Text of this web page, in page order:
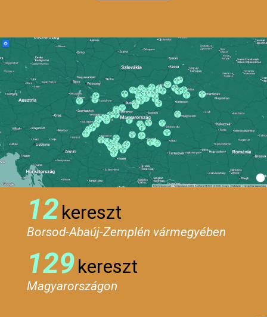
12kereszt
Borsod-Abaúj-Zemplén vármegyében
129kereszt
Magyarországon